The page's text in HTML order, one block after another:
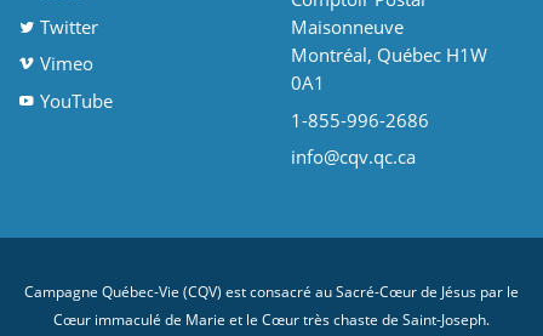
Twitter
Vimeo
YouTube
Maisonneuve
Montréal, Québec H1W
0A1
1-855-996-2686
info@cqv.qc.ca
Campagne Québec-Vie (CQV) est consacré au Sacré-Cœur de Jésus par le
Cœur immaculé de Marie et le Cœur très chaste de Saint-Joseph.